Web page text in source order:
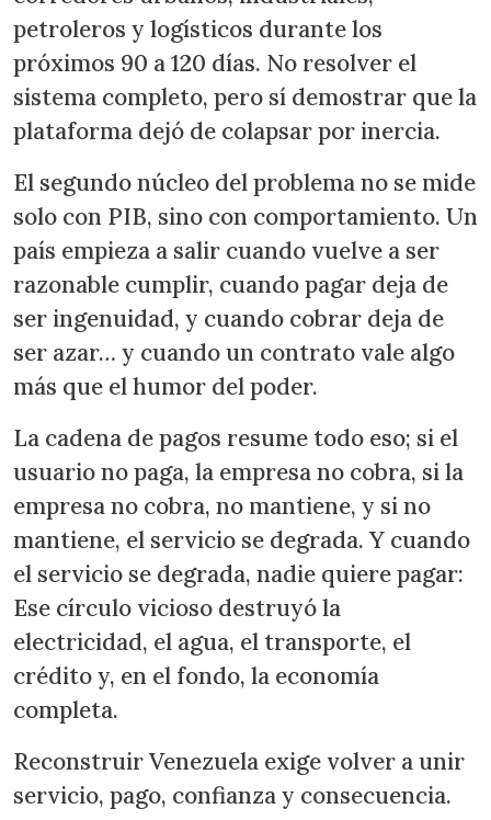
petroleros y logísticos durante los
próximos 90 a 120 días. No resolver el
sistema completo, pero sí demostrar que la
plataforma dejó de colapsar por inercia.
El segundo núcleo del problema no se mide
solo con PIB, sino con comportamiento. Un
país empieza a salir cuando vuelve a ser
razonable cumplir, cuando pagar deja de
ser ingenuidad, y cuando cobrar deja de
ser azar… y cuando un contrato vale algo
más que el humor del poder.
La cadena de pagos resume todo eso; si el
usuario no paga, la empresa no cobra, si la
empresa no cobra, no mantiene, y si no
mantiene, el servicio se degrada. Y cuando
el servicio se degrada, nadie quiere pagar:
Ese círculo vicioso destruyó la
electricidad, el agua, el transporte, el
crédito y, en el fondo, la economía
completa.
Reconstruir Venezuela exige volver a unir
servicio, pago, confianza y consecuencia.